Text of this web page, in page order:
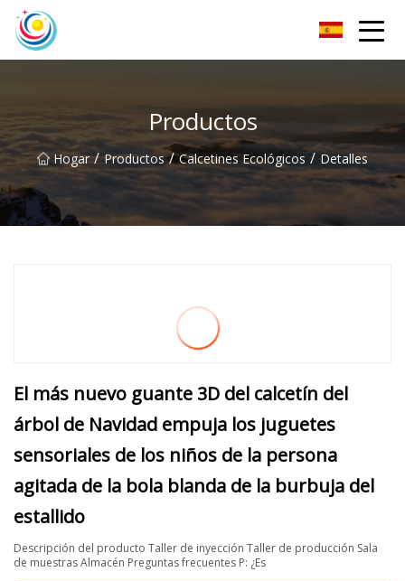
Productos
Hogar / Productos / Calcetines Ecológicos / Detalles
El más nuevo guante 3D del calcetín del
árbol de Navidad empuja los juguetes
sensoriales de los niños de la persona
agitada de la bola blanda de la burbuja del
estallido
Descripción del producto Taller de inyección Taller de producción Sala
de muestras Almacén Preguntas frecuentes P: ¿Es